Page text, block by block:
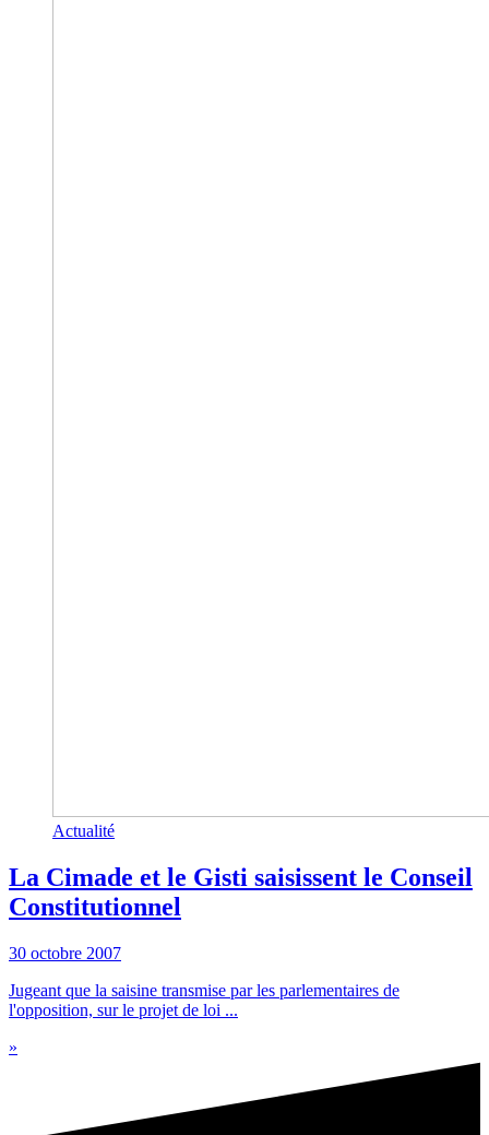
Actualité
La Cimade et le Gisti saisissent le Conseil
Constitutionnel
30 octobre 2007
Jugeant que la saisine transmise par les parlementaires de
l'opposition, sur le projet de loi ...
»